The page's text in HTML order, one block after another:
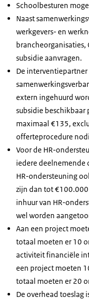
Schoolbesturen
Naast
werkgevers- en
subsidie aanvragen.
De
extern ingehuurd
subsidie beschikbaar
maximaal €135,
offerteprocedure
Voor de HR-
iedere deelnemende
HR-ondersteuning
zijn dan tot
inhuur van HR-
wel worden
Aan een project
totaal moeten er 10
activiteit financiële
een project moeten
totaal moeten er 20
De overhead toeslag